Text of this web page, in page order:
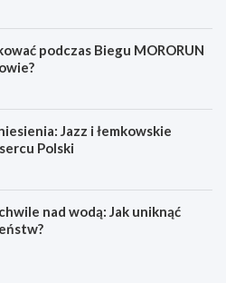
podczas Biegu MORORUN
Jazz i łemkowskie
Polski
nad wodą: Jak uniknąć